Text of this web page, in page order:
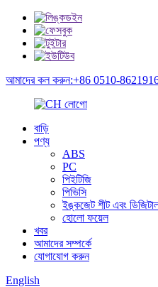
আমাদের কল করুন:+86 0510-
বাড়ি
পণ্য
ABS
PC
পিইটিজি
পিভিসি
ইঙ্কজেট শীট এবং
হোলো ফয়েল
খবর
আমাদের সম্পর্কে
যোগাযোগ করুন
English